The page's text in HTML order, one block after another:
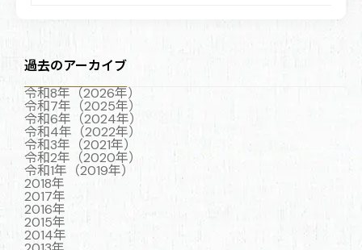
過去のアーカイブ
令和8年（2026年）
令和7年（2025年）
令和6年（2024年）
令和4年（2022年）
令和3年（2021年）
令和2年（2020年）
令和1年（2019年）
2018年
2017年
2016年
2015年
2014年